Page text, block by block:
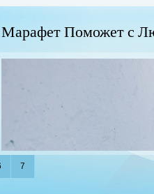
с Любыми Видами
7